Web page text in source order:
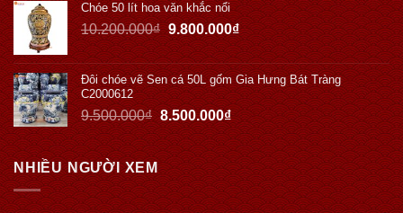
Chóe 50 lít hoa văn khắc nổi
10.200.000₫ 9.800.000₫
Đôi chóe vẽ Sen cá 50L gốm Gia Hưng Bát Tràng
C2000612
9.500.000₫ 8.500.000₫
NHIỀU NGƯỜI XEM